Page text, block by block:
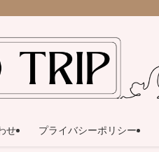
せ プライバシーポリシー